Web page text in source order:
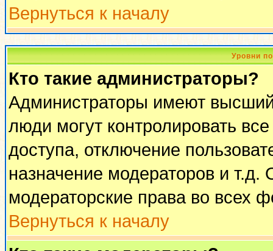
Вернуться к началу
Уровни
Кто такие администраторы?
Администраторы имеют
люди могут контролировать
доступа, отключение
назначение модераторов и
модераторские права во всех
Вернуться к началу